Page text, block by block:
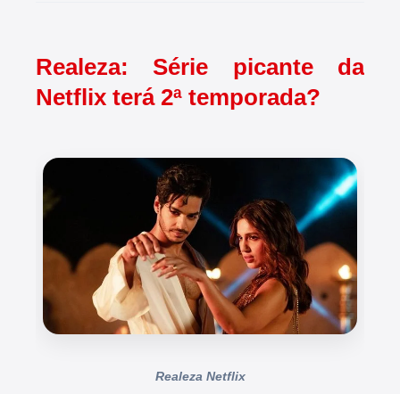
Realeza: Série picante da
Netflix terá 2ª temporada?
Realeza Netflix